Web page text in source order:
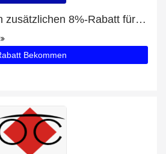
Erhalten Sie einen zusätzlichen 8%-Rabatt für RAY-BAN RB 4165 601/71 Justin Classic 55/16
Bekommen